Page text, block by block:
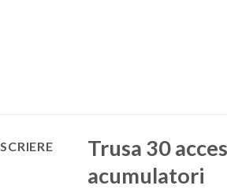
Trusa 30
acumulatori